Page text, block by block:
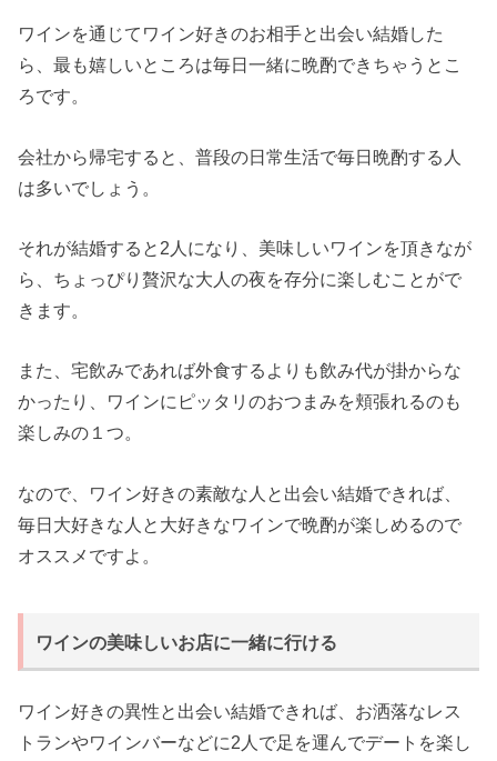
ワインを通じてワイン好きのお相手と出会い結婚した
ら、最も嬉しいところは毎日一緒に晩酌できちゃうとこ
ろです。
会社から帰宅すると、普段の日常生活で毎日晩酌する人
は多いでしょう。
それが結婚すると2人になり、美味しいワインを頂きなが
ら、ちょっぴり贅沢な大人の夜を存分に楽しむことがで
きます。
また、宅飲みであれば外食するよりも飲み代が掛からな
かったり、ワインにピッタリのおつまみを頬張れるのも
楽しみの１つ。
なので、ワイン好きの素敵な人と出会い結婚できれば、
毎日大好きな人と大好きなワインで晩酌が楽しめるので
オススメですよ。
ワインの美味しいお店に一緒に行ける
ワイン好きの異性と出会い結婚できれば、お洒落なレス
トランやワインバーなどに2人で足を運んでデートを楽し